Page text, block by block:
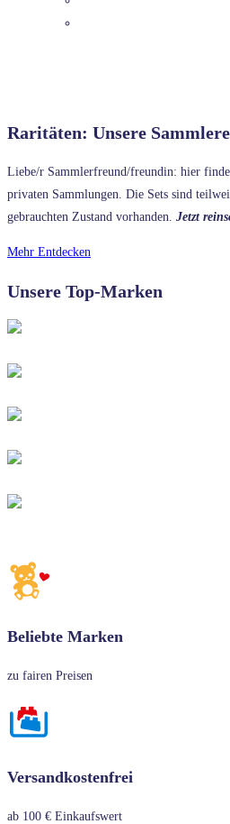
Raritäten: Unsere
Liebe/r Sammlerfreund/freundin: hier
privaten Sammlungen. Die Sets sind
gebrauchten Zustand vorhanden. Jetzt
Mehr Entdecken
Unsere Top-Marken
Beliebte Marken
zu fairen Preisen
Versandkostenfrei
ab 100 € Einkaufswert